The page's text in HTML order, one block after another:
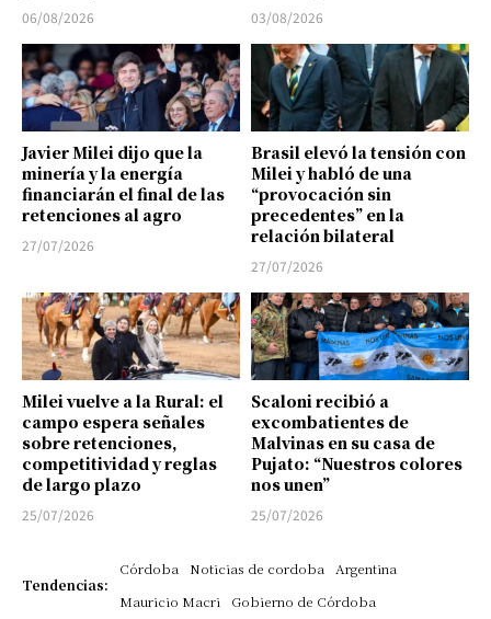
06/08/2026 03/08/2026
Javier Milei dijo que la
minería y la energía
financiarán el final de las
retenciones al agro
27/07/2026
Brasil elevó la tensión con
Milei y habló de una
“provocación sin
precedentes” en la
relación bilateral
27/07/2026
Milei vuelve a la Rural: el
campo espera señales
sobre retenciones,
competitividad y reglas
de largo plazo
25/07/2026
Scaloni recibió a
excombatientes de
Malvinas en su casa de
Pujato: “Nuestros colores
nos unen”
25/07/2026
Tendencias:
Córdoba Noticias de cordoba
Argentina
Mauricio Macri
Gobierno de Córdoba